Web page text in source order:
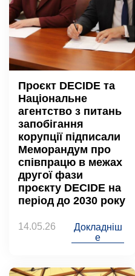
Проєкт DECIDE та
Національне
агентство з питань
запобігання
корупції підписали
Меморандум про
співпрацю в межах
другої фази
проєкту DECIDE на
період до 2030 року
14.05.26
Докладніш
е